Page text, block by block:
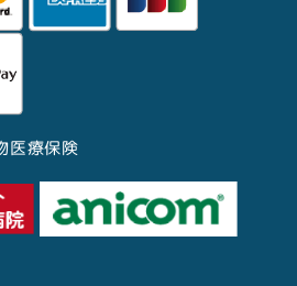
医療保険